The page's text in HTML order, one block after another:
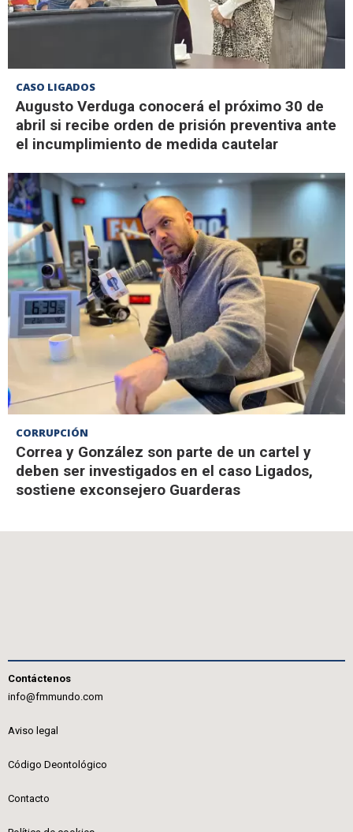
CASO LIGADOS
Augusto Verduga conocerá el próximo 30 de
abril si recibe orden de prisión preventiva ante
el incumplimiento de medida cautelar
CORRUPCIÓN
Correa y González son parte de un cartel y
deben ser investigados en el caso Ligados,
sostiene exconsejero Guarderas
Contáctenos
info@fmmundo.com
Aviso legal
Código Deontológico
Contacto